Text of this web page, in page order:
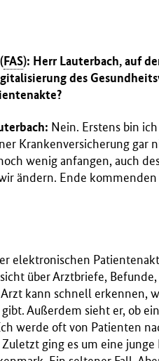
FAS): Herr Lauterbach, auf
des
Nein. Erstens bin
Krankenversicherung gar
wenig anfangen, auch
ändern. Ende
elektronischen
über Arztbriefe,
kann schnell erkennen,
Außerdem sieht er, ob
werde oft von Patienten
ging es um eine